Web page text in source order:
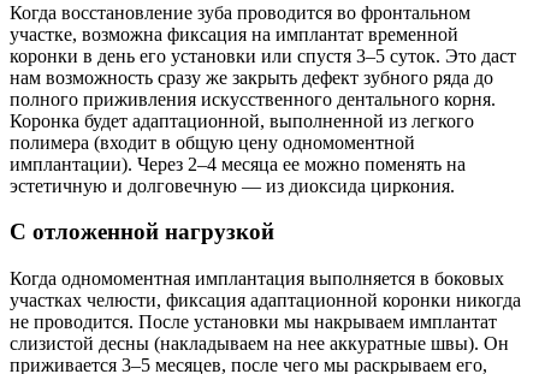
Когда восстановление зуба проводится во фронтальном
участке, возможна фиксация на имплантат временной
коронки в день его установки или спустя 3–5 суток. Это даст
нам возможность сразу же закрыть дефект зубного ряда до
полного приживления искусственного дентального корня.
Коронка будет адаптационной, выполненной из легкого
полимера (входит в общую цену одномоментной
имплантации). Через 2–4 месяца ее можно поменять на
эстетичную и долговечную — из диоксида циркония.
С отложенной нагрузкой
Когда одномоментная имплантация выполняется в боковых
участках челюсти, фиксация адаптационной коронки никогда
не проводится. После установки мы накрываем имплантат
слизистой десны (накладываем на нее аккуратные швы). Он
приживается 3–5 месяцев, после чего мы раскрываем его,